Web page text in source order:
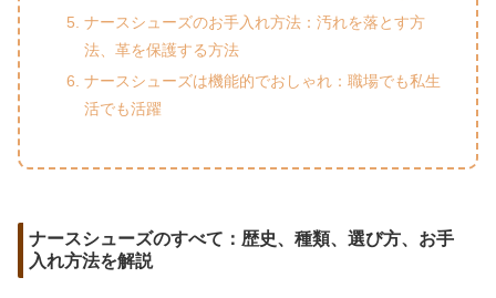
ナースシューズのお手入れ方法：汚れを落とす方
法、革を保護する方法
ナースシューズは機能的でおしゃれ：職場でも私生
活でも活躍
ナースシューズのすべて：歴史、種類、選び方、お手
入れ方法を解説